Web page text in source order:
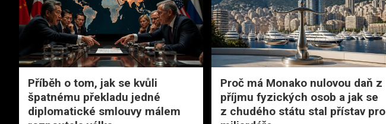
Příběh o tom, jak se kvůli
špatnému překladu jedné
diplomatické smlouvy málem
Proč má Monako nulovou daň z
příjmu fyzických osob a jak se
z chudého státu stal přístav pro